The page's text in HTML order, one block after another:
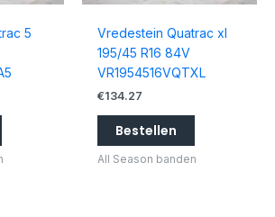
5
Vredestein Quatrac xl
195/45 R16 84V
VR1954516VQTXL
€134.27
Bestellen
All Season banden